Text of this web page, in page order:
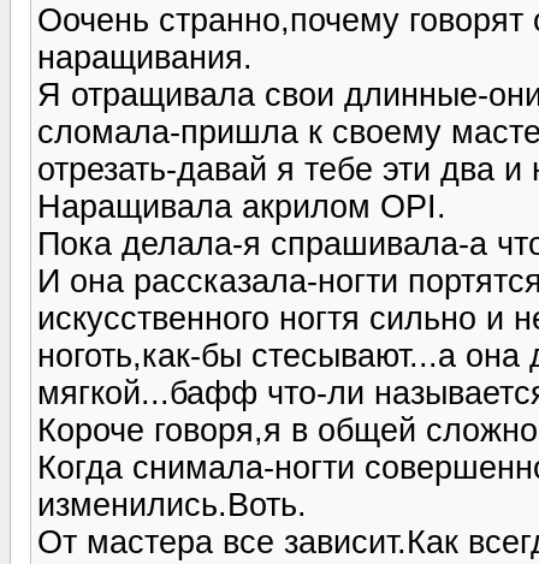
Оочень странно,почему
наращивания.
Я отращивала свои длинные-
сломала-пришла к своему
отрезать-давай я тебе эти два
Наращивала акрилом OPI.
Пока делала-я спрашивала-а
И она рассказала-ногти
искусственного ногтя сильно
ноготь,как-бы стесывают...а
мягкой...бафф что-ли
Короче говоря,я в общей
Когда снимала-ногти
изменились.Воть.
От мастера все зависит.Как